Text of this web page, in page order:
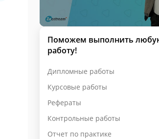
Поможем выполнить
работу!
Дипломные работы
Курсовые работы
Рефераты
Контрольные работы
Отчет по практике